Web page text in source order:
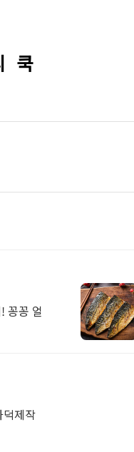
쿡
꽁꽁 얼
덕제작